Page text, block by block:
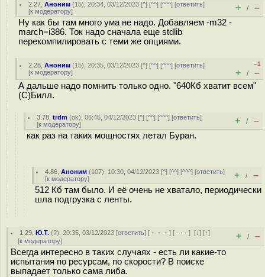
2.27 ,Аноним (15), 20:34, 03/12/2023 [^] [^^] [^^^] [ответить]
[к модератору] + / –
Ну как бы там много ума не надо. Добавляем -m32 -
march=i386. Ток надо сначала еще stdlib
перекомпилировать с теми же опциями.
2.28 ,Аноним (15), 20:35, 03/12/2023 [^] [^^] [^^^] [ответить]
[к модератору]
–1
+ / –
А дальше надо помнить только одно. "640Кб хватит всем"
(C)Билл.
3.78 ,trdm (ok), 06:45, 04/12/2023 [^] [^^] [^^^] [ответить]
[к модератору] + / –
как раз на таких мощностях летал Буран.
4.86 ,Аноним (107), 10:30, 04/12/2023 [^] [^^] [^^^] [ответить]
[к модератору] + / –
512 Кб там было. И её очень не хватало, периодически
шла подгрузка с ленты.
1.29 ,Ю.Т. (?), 20:35, 03/12/2023 [ответить] [ ﹢﹢﹢] [ · · ·][↓] [↑]
[к модератору] + / –
Всегда интересно в таких случаях - есть ли какие-то
испытания по ресурсам, по скорости? В поиске
выпадает только сама либа.